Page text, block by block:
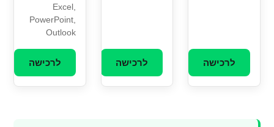
לרכישה לרכישה
Excel,
PowerPoint,
Outlook
לרכישה